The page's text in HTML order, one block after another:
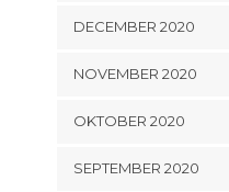
DECEMBER 2020
NOVEMBER 2020
OKTOBER 2020
SEPTEMBER 2020